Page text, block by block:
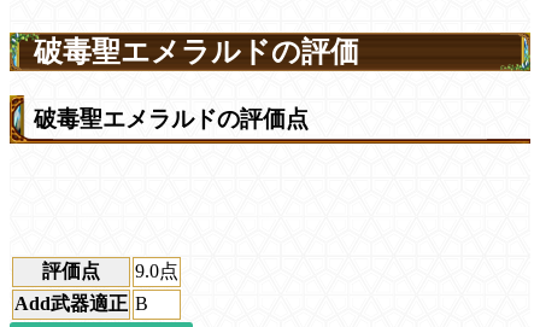
破毒聖エメラルドの評価
破毒聖エメラルドの評価点
評価点 9.0点
Add武器適正 B